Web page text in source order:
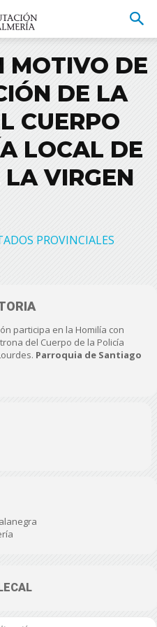
MOTIVO DE
DE LA
CUERPO
LOCAL DE
VIRGEN
PROVINCIALES
participa en la Homilía con
del Cuerpo de la Policía
Parroquia de Santiago